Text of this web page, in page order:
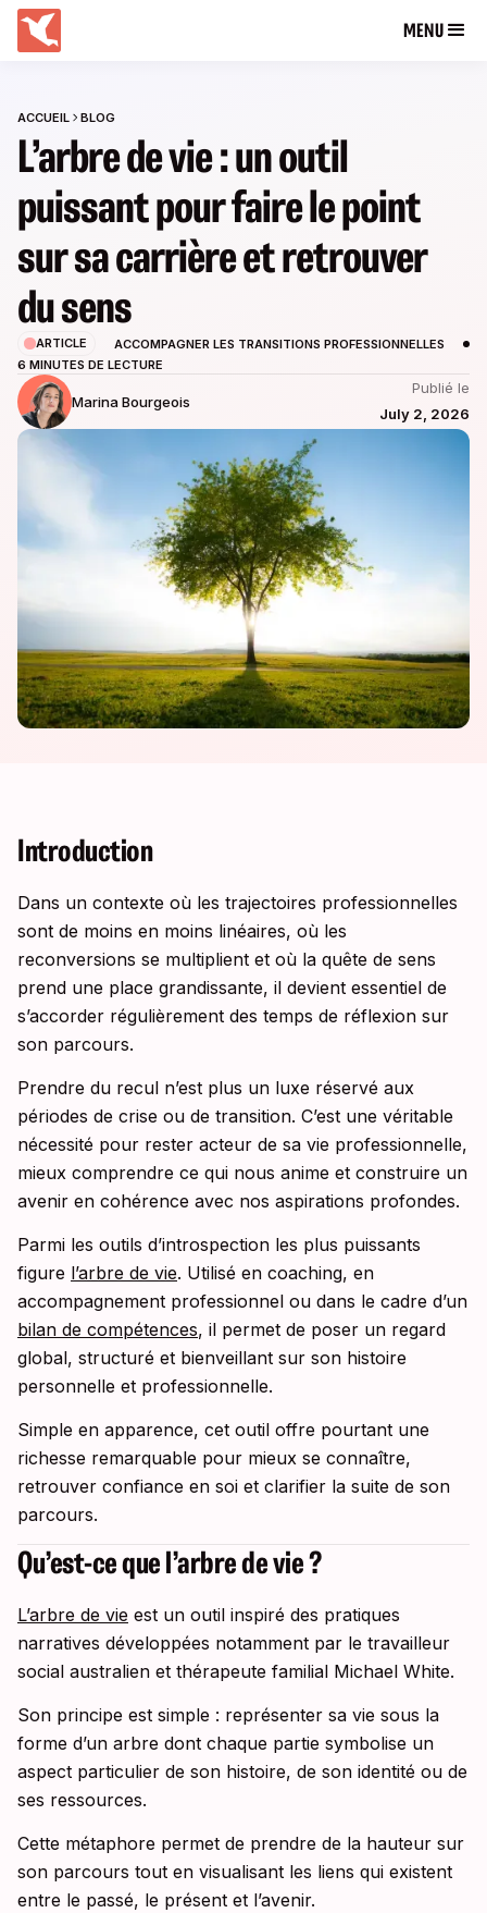
MENU
ACCUEIL BLOG
L’arbre de vie : un outil
puissant pour faire le point
sur sa carrière et retrouver
du sens
ARTICLE
ACCOMPAGNER LES TRANSITIONS PROFESSIONNELLES
6 MINUTES DE LECTURE
Marina Bourgeois
Publié le
July 2, 2026
Introduction
Dans un contexte où les trajectoires professionnelles
sont de moins en moins linéaires, où les
reconversions se multiplient et où la quête de sens
prend une place grandissante, il devient essentiel de
s’accorder régulièrement des temps de réflexion sur
son parcours.
Prendre du recul n’est plus un luxe réservé aux
périodes de crise ou de transition. C’est une véritable
nécessité pour rester acteur de sa vie professionnelle,
mieux comprendre ce qui nous anime et construire un
avenir en cohérence avec nos aspirations profondes.
Parmi les outils d’introspection les plus puissants
figure l’arbre de vie. Utilisé en coaching, en
accompagnement professionnel ou dans le cadre d’un
bilan de compétences, il permet de poser un regard
global, structuré et bienveillant sur son histoire
personnelle et professionnelle.
Simple en apparence, cet outil offre pourtant une
richesse remarquable pour mieux se connaître,
retrouver confiance en soi et clarifier la suite de son
parcours.
Qu’est-ce que l’arbre de vie ?
L’arbre de vie est un outil inspiré des pratiques
narratives développées notamment par le travailleur
social australien et thérapeute familial Michael White.
Son principe est simple : représenter sa vie sous la
forme d’un arbre dont chaque partie symbolise un
aspect particulier de son histoire, de son identité ou de
ses ressources.
Cette métaphore permet de prendre de la hauteur sur
son parcours tout en visualisant les liens qui existent
entre le passé, le présent et l’avenir.